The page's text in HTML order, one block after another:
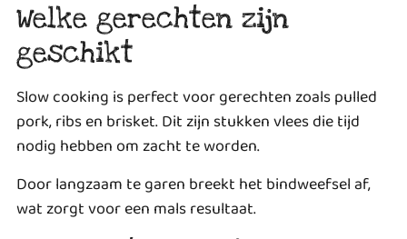
Welke gerechten zijn
geschikt
Slow cooking is perfect voor gerechten zoals pulled
pork, ribs en brisket. Dit zijn stukken vlees die tijd
nodig hebben om zacht te worden.
Door langzaam te garen breekt het bindweefsel af,
wat zorgt voor een mals resultaat.